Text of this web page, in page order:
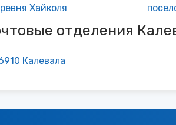
Хайколя
отделения
Калевала